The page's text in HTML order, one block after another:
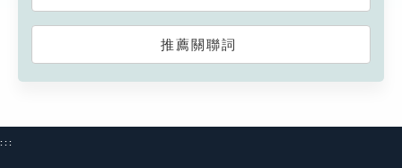
推薦關聯詞
:::